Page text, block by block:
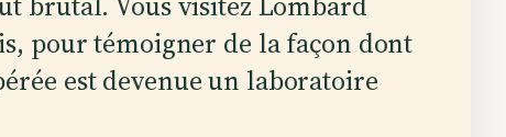
pour témoigner de la façon dont
est devenue un laboratoire